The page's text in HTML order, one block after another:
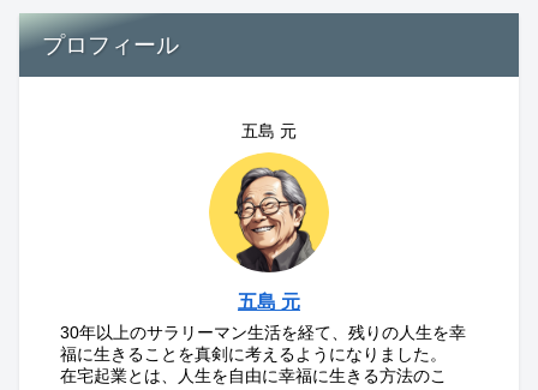
プロフィール
五島 元
五島 元
30年以上のサラリーマン生活を経て、残りの人生を幸
福に生きることを真剣に考えるようになりました。
在宅起業とは、人生を自由に幸福に生きる方法のこ